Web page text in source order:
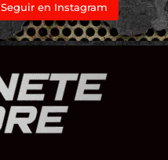
Seguir en Instagram